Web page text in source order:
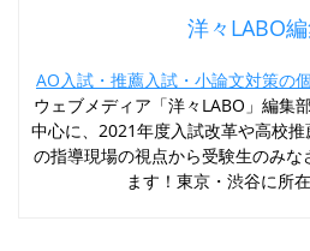
洋々LABO
AO入試・推薦入試・小論文対策の
ウェブメディア「洋々LABO」編集
中心に、2021年度入試改革や高校
の指導現場の視点から受験生のみな
ます！東京・渋谷に所